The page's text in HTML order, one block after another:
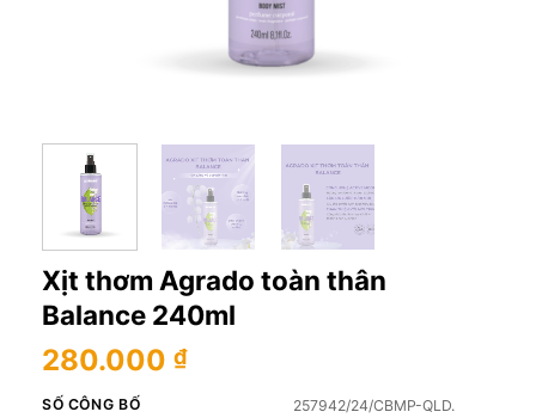
Xịt thơm Agrado toàn thân
Balance 240ml
280.000 ₫
SỐ CÔNG BỐ
257942/24/CBMP-QLD.